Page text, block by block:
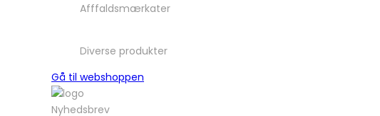
Afffaldsmærkater
Diverse produkter
Gå til webshoppen
Nyhedsbrev